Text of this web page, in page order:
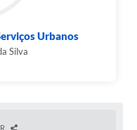
Urbanos
Silva